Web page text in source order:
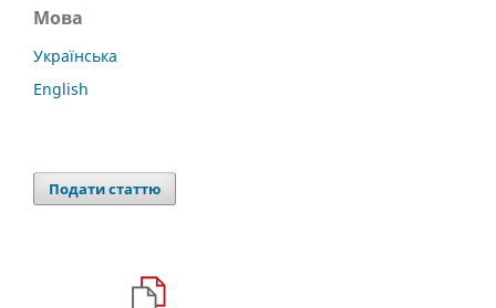
Мова
Українська
English
Подати статтю